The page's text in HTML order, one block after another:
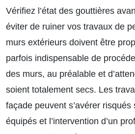
Vérifiez l’état des gouttières
éviter de ruiner vos travaux de
murs extérieurs doivent être
parfois indispensable de
des murs, au préalable et
soient totalement secs. Les
façade peuvent s’avérer risqués
équipés et l’intervention d’un